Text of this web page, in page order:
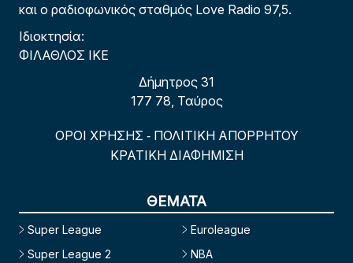
και ο ραδιοφωνικός σταθμός Love Radio 97,5.
Ιδιοκτησία:
ΦΙΛΑΘΛΟΣ ΙΚΕ
Δήμητρος 31
177 78, Ταύρος
ΟΡΟΙ ΧΡΗΣΗΣ - ΠΟΛΙΤΙΚΗ ΑΠΟΡΡΗΤΟΥ
ΚΡΑΤΙΚΗ ΔΙΑΦΗΜΙΣΗ
ΘΕΜΑΤΑ
Super League
Super League 2
Euroleague
NBA